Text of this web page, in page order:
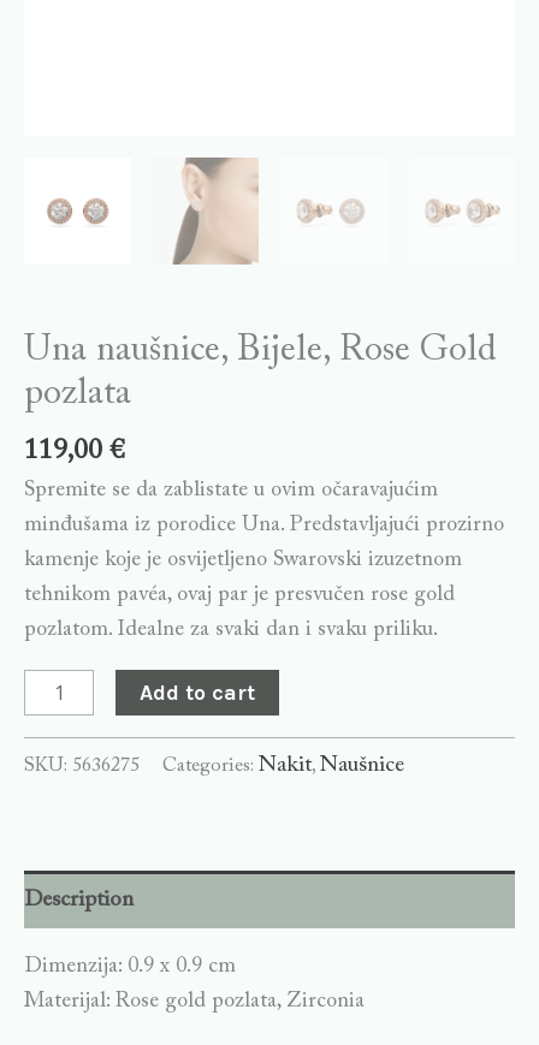
Una naušnice, Bijele, Rose Gold
pozlata
119,00 €
Spremite se da zablistate u ovim očaravajućim
minđušama iz porodice Una. Predstavljajući prozirno
kamenje koje je osvijetljeno Swarovski izuzetnom
tehnikom pavéa, ovaj par je presvučen rose gold
pozlatom. Idealne za svaki dan i svaku priliku.
Add to cart
SKU: 5636275 Categories: Nakit, Naušnice
Description
Dimenzija: 0.9 x 0.9 cm
Materijal: Rose gold pozlata, Zirconia